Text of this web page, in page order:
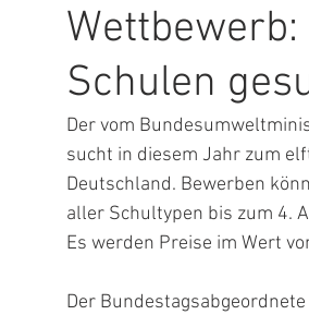
Schulen
Der vom
sucht in diesem Jahr zum
Deutschland. Bewerben
aller Schultypen bis zum 4.
Es werden Preise im Wert
Der